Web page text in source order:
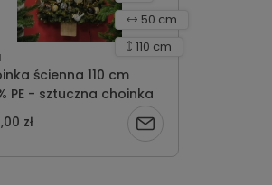
110 cm
PE - sztuczna choinka
zł
110 cm
50 cm
Powiadom
o